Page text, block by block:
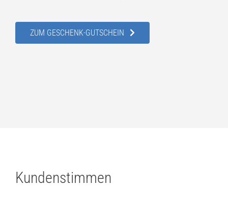
ZUM GESCHENK-GUTSCHEIN
Kundenstimmen